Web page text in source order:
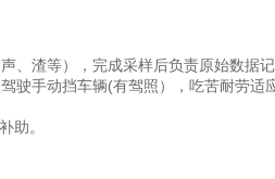
、渣等），完成采样后负责原始数据
驶手动挡车辆(有驾照），吃苦耐劳适
助。